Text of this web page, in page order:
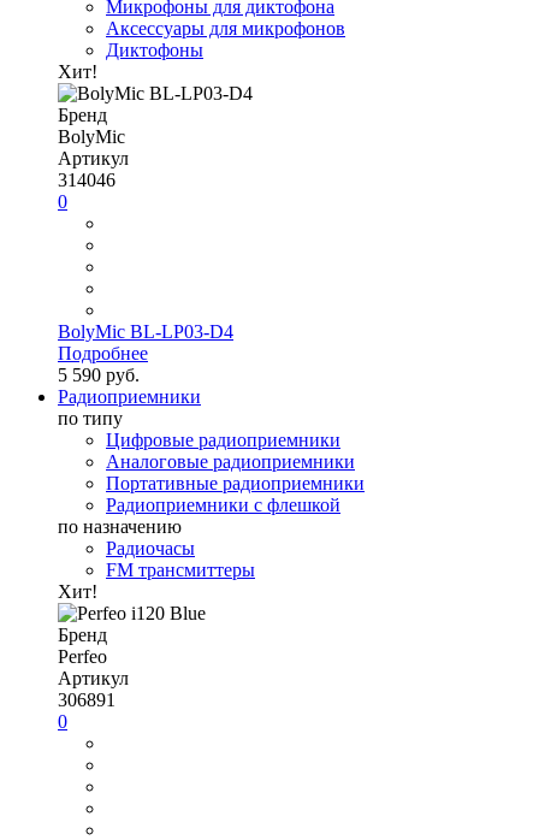
Микрофоны для диктофона
Аксессуары для микрофонов
Диктофоны
Хит!
Бренд
BolyMic
Артикул
314046
0
BolyMic BL-LP03-D4
Подробнее
5 590 руб.
Радиоприемники
по типу
Цифровые радиоприемники
Аналоговые радиоприемники
Портативные радиоприемники
Радиоприемники с флешкой
по назначению
Радиочасы
FM трансмиттеры
Хит!
Бренд
Perfeo
Артикул
306891
0